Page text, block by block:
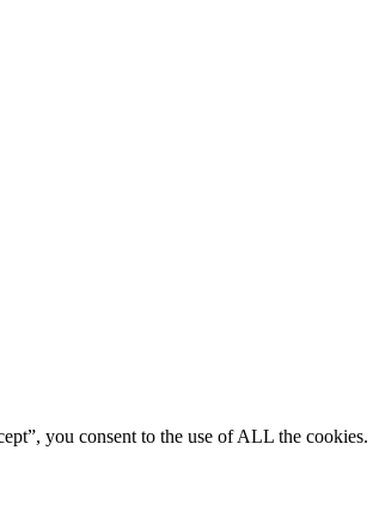
you consent to the use of ALL the cookies.